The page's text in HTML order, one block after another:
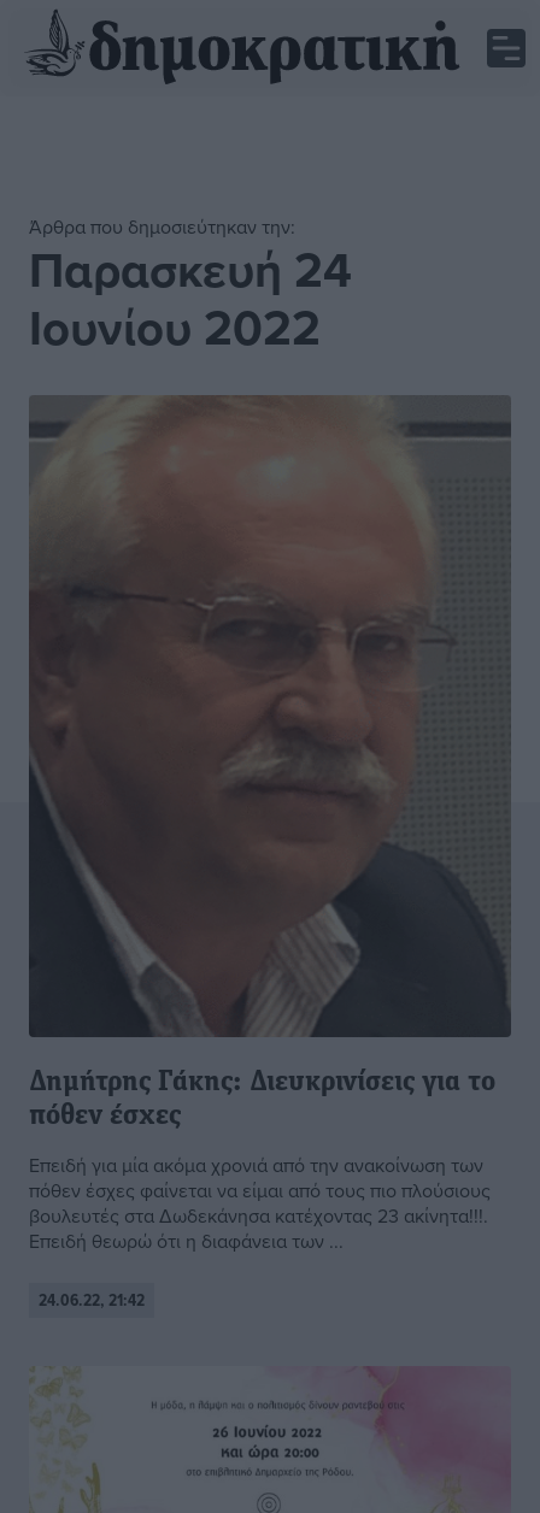
Άρθρα που δημοσιεύτηκαν την:
Παρασκευή 24
Ιουνίου 2022
Δημήτρης Γάκης: Διευκρινίσεις για το
πόθεν έσχες
Επειδή για μία ακόμα χρονιά από την ανακοίνωση των
πόθεν έσχες φαίνεται να είμαι από τους πιο πλούσιους
βουλευτές στα Δωδεκάνησα κατέχοντας 23 ακίνητα!!!.
Επειδή θεωρώ ότι η διαφάνεια των ...
24.06.22, 21:42